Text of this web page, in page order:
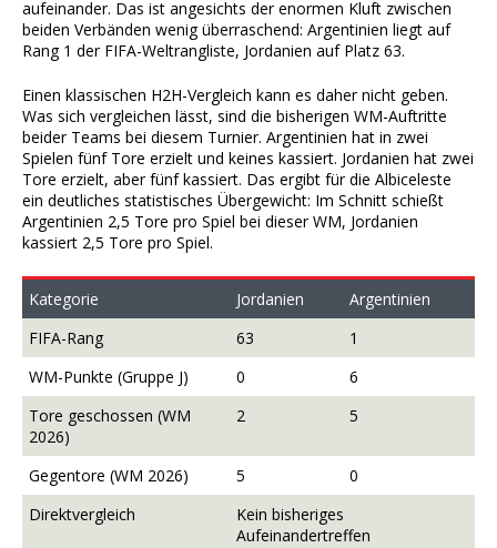
aufeinander. Das ist angesichts der enormen Kluft zwischen
beiden Verbänden wenig überraschend: Argentinien liegt auf
Rang 1 der FIFA-Weltrangliste, Jordanien auf Platz 63.
Einen klassischen H2H-Vergleich kann es daher nicht geben.
Was sich vergleichen lässt, sind die bisherigen WM-Auftritte
beider Teams bei diesem Turnier. Argentinien hat in zwei
Spielen fünf Tore erzielt und keines kassiert. Jordanien hat zwei
Tore erzielt, aber fünf kassiert. Das ergibt für die Albiceleste
ein deutliches statistisches Übergewicht: Im Schnitt schießt
Argentinien 2,5 Tore pro Spiel bei dieser WM, Jordanien
kassiert 2,5 Tore pro Spiel.
Kategorie Jordanien
Argentinien
FIFA-Rang
63
1
WM-Punkte (Gruppe J)
0
6
Tore geschossen (WM
2026)
2 5
Gegentore (WM 2026) 5
0
Direktvergleich
Kein bisheriges
Aufeinandertreffen